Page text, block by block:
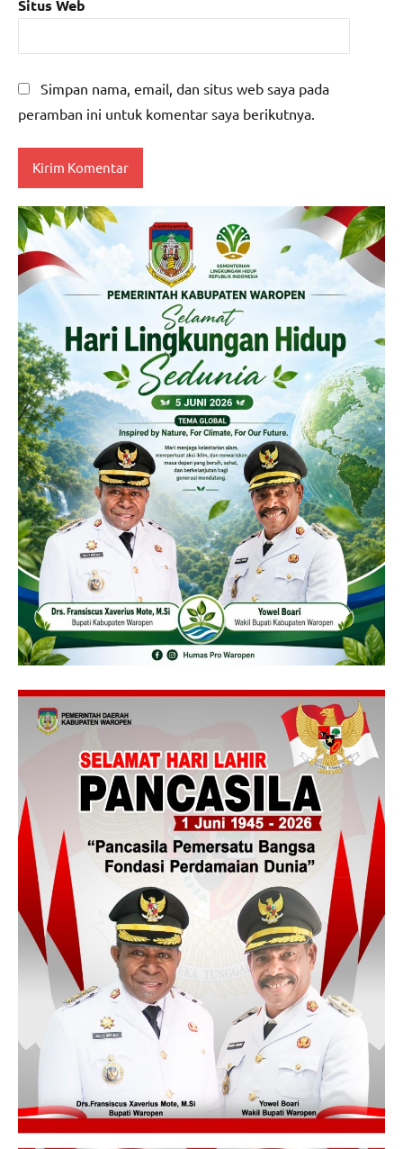
Situs Web
Simpan nama, email, dan situs web saya pada
peramban ini untuk komentar saya berikutnya.